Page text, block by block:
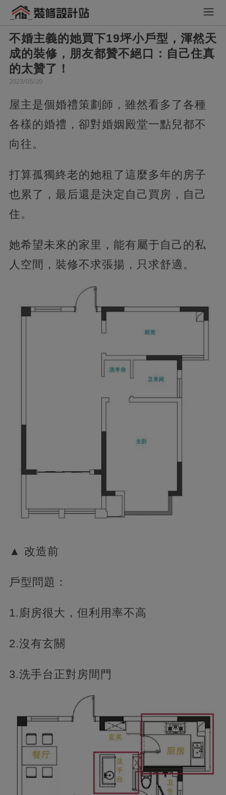
不婚主義的她買下19坪小戶型，渾然天
成的裝修，朋友都贊不絕口：自己住真
的太贊了！
2023/05/20
屋主是個婚禮策劃師，雖然看多了各種
各樣的婚禮，卻對婚姻殿堂一點兒都不
向往。
打算孤獨終老的她租了這麼多年的房子
也累了，最后還是決定自己買房，自己
住。
她希望未來的家里，能有屬于自己的私
人空間，裝修不求張揚，只求舒適。
▲ 改造前
戶型問題：
1.廚房很大，但利用率不高
2.沒有玄關
3.洗手台正對房間門